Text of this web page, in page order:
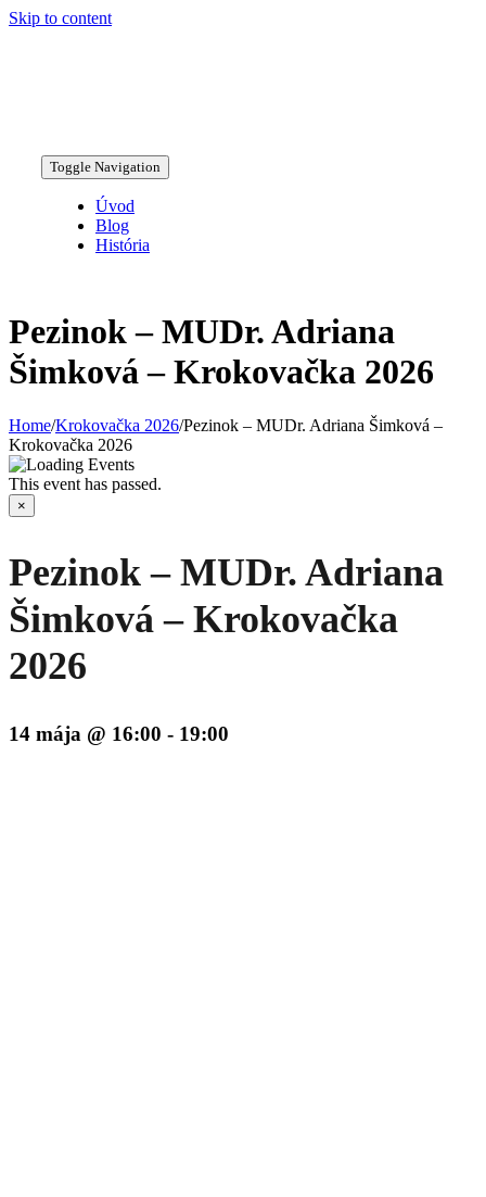
Skip to content
Toggle Navigation
Úvod
Blog
História
Pezinok – MUDr. Adriana
Šimková – Krokovačka 2026
Home/Krokovačka 2026/Pezinok – MUDr. Adriana Šimková –
Krokovačka 2026
This event has passed.
×
Pezinok – MUDr. Adriana
Šimková – Krokovačka
2026
14 mája @ 16:00 - 19:00